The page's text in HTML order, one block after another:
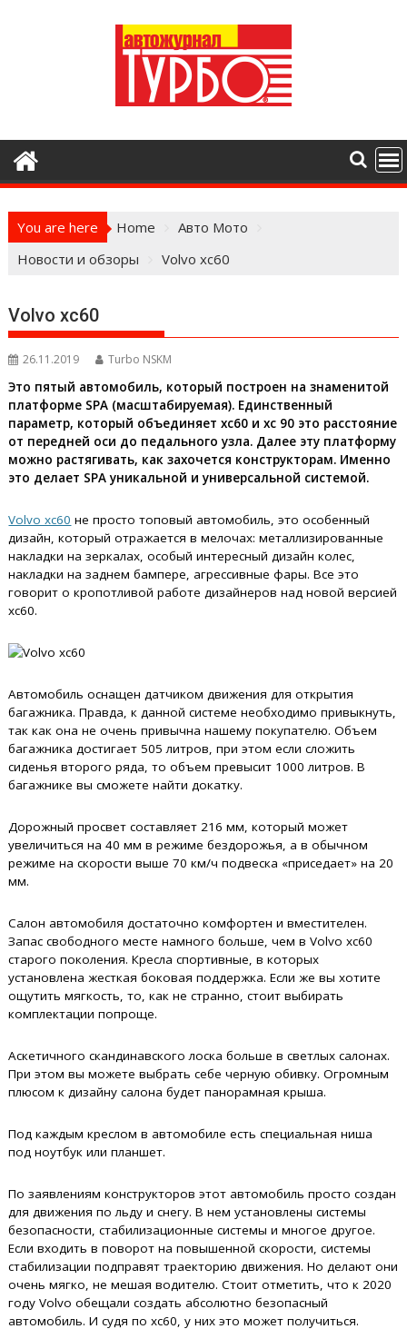
You are here Home
Авто Мото
Новости и обзоры
Volvo xc60
Volvo xc60
26.11.2019 Turbo NSKM
Это пятый автомобиль, который построен на знаменитой
платформе SPA (масштабируемая). Единственный
параметр, который объединяет xc60 и xc 90 это расстояние
от передней оси до педального узла. Далее эту платформу
можно растягивать, как захочется конструкторам. Именно
это делает SPA уникальной и универсальной системой.
Volvo xc60 не просто топовый автомобиль, это особенный
дизайн, который отражается в мелочах: металлизированные
накладки на зеркалах, особый интересный дизайн колес,
накладки на заднем бампере, агрессивные фары. Все это
говорит о кропотливой работе дизайнеров над новой версией
xc60.
Автомобиль оснащен датчиком движения для открытия
багажника. Правда, к данной системе необходимо привыкнуть,
так как она не очень привычна нашему покупателю. Объем
багажника достигает 505 литров, при этом если сложить
сиденья второго ряда, то объем превысит 1000 литров. В
багажнике вы сможете найти докатку.
Дорожный просвет составляет 216 мм, который может
увеличиться на 40 мм в режиме бездорожья, а в обычном
режиме на скорости выше 70 км/ч подвеска «приседает» на 20
мм.
Салон автомобиля достаточно комфортен и вместителен.
Запас свободного месте намного больше, чем в Volvo xc60
старого поколения. Кресла спортивные, в которых
установлена жесткая боковая поддержка. Если же вы хотите
ощутить мягкость, то, как не странно, стоит выбирать
комплектации попроще.
Аскетичного скандинавского лоска больше в светлых салонах.
При этом вы можете выбрать себе черную обивку. Огромным
плюсом к дизайну салона будет панорамная крыша.
Под каждым креслом в автомобиле есть специальная ниша
под ноутбук или планшет.
По заявлениям конструкторов этот автомобиль просто создан
для движения по льду и снегу. В нем установлены системы
безопасности, стабилизационные системы и многое другое.
Если входить в поворот на повышенной скорости, системы
стабилизации подправят траекторию движения. Но делают они
очень мягко, не мешая водителю. Стоит отметить, что к 2020
году Volvo обещали создать абсолютно безопасный
автомобиль. И судя по xc60, у них это может получиться.